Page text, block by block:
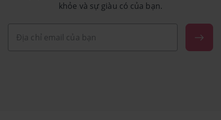
khỏe và sự giàu có của bạn.